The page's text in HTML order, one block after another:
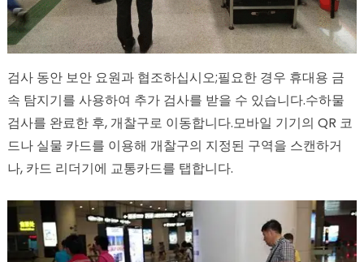
검사 동안 보안 요원과 협조하십시오;필요한 경우 휴대용 금
속 탐지기를 사용하여 추가 검사를 받을 수 있습니다.수하물
검사를 완료한 후, 개찰구로 이동합니다.모바일 기기의 QR 코
드나 실물 카드를 이용해 개찰구의 지정된 구역을 스캔하거
나, 카드 리더기에 교통카드를 탭합니다.